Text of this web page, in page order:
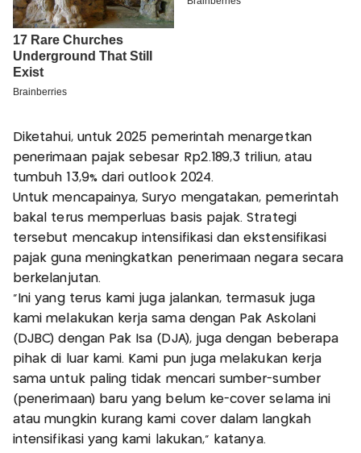
Diketahui, untuk 2025 pemerintah menargetkan
penerimaan pajak sebesar Rp2.189,3 triliun, atau
tumbuh 13,9% dari outlook 2024.
Untuk mencapainya, Suryo mengatakan, pemerintah
bakal terus memperluas basis pajak. Strategi
tersebut mencakup intensifikasi dan ekstensifikasi
pajak guna meningkatkan penerimaan negara secara
berkelanjutan.
"Ini yang terus kami juga jalankan, termasuk juga
kami melakukan kerja sama dengan Pak Askolani
(DJBC) dengan Pak Isa (DJA), juga dengan beberapa
pihak di luar kami. Kami pun juga melakukan kerja
sama untuk paling tidak mencari sumber-sumber
(penerimaan) baru yang belum ke-cover selama ini
atau mungkin kurang kami cover dalam langkah
intensifikasi yang kami lakukan," katanya.